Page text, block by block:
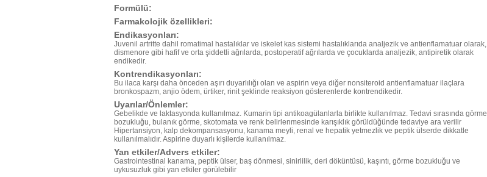
Formülü:
Farmakolojik özellikleri:
Endikasyonları:
Juvenil artritte dahil romatimal hastalıklar ve iskelet kas sistemi hastalıklarıda analjezik ve antienflamatuar olarak,
dismenore gibi hafif ve orta şiddetli ağrılarda, postoperatif ağrılarda ve çocuklarda analjezik, antipiretik olarak
endikedir.
Kontrendikasyonları:
Bu ilaca karşı daha önceden aşırı duyarlılığı olan ve aspirin veya diğer nonsiteroid antienflamatuar ilaçlara
bronkospazm, anjio ödem, ürtiker, rinit şeklinde reaksiyon gösterenlerde kontrendikedir.
Uyarılar/Önlemler:
Gebelikde ve laktasyonda kullanılmaz. Kumarin tipi antikoagülanlarla birlikte kullanılmaz. Tedavi sırasında görme
bozukluğu, bulanık görme, skotomata ve renk belirlenmesinde karışıklık görüldüğünde tedaviye ara verilir
Hipertansiyon, kalp dekompansasyonu, kanama meyli, renal ve hepatik yetmezlik ve peptik ülserde dikkatle
kullanılmalıdır. Aspirine duyarlı kişilerde kullanılmaz.
Yan etkiler/Advers etkiler:
Gastrointestinal kanama, peptik ülser, baş dönmesi, sinirlilik, deri döküntüsü, kaşıntı, görme bozukluğu ve
uykusuzluk gibi yan etkiler görülebilir